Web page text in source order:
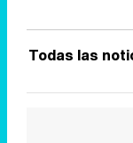
Todas las